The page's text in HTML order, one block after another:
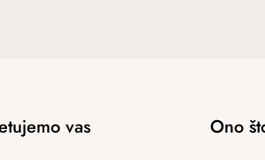
vas Ono